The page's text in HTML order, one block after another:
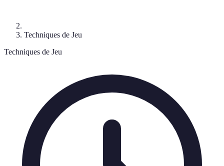
Techniques de Jeu
Techniques de Jeu